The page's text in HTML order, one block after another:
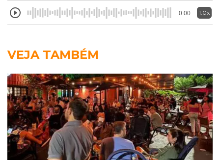
0:00 1.0x
VEJA TAMBÉM